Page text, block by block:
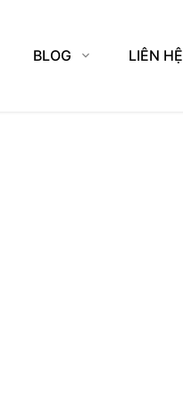
BLOG LIÊN HỆ